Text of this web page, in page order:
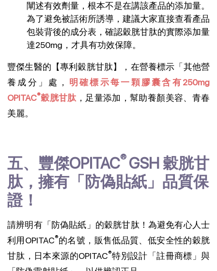
闡述有效劑量，根本不是在講該產品的添加量。
為了避免被話術所誘導，建議大家直接查看產品
包裝背後的成分表，確認穀胱甘肽的實際添加量
達250mg，才具有功效保障。
豐傑生醫的【專利穀胱甘肽】，在營養標示「其他營
養成分」處， 明確標示每一顆膠囊含有250mg
OPITAC®穀胱甘肽 ，足量添加，幫助養顏美容、青春
美麗。
五、豐傑OPITAC® GSH 穀胱甘
肽，擁有「防偽貼紙」品質保
證！
請辨明有「防偽貼紙」的穀胱甘肽！為避免有心人士
利用OPITAC®的名號，販售低品質、低安全性的穀胱
甘肽，日本來源的OPITAC®特別設計「註冊商標」與